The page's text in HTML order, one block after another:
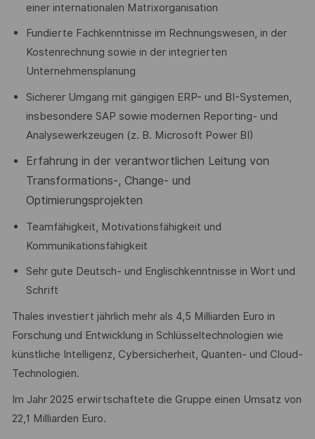
einer internationalen Matrixorganisation
Fundierte Fachkenntnisse im Rechnungswesen, in der
Kostenrechnung sowie in der integrierten
Unternehmensplanung
Sicherer Umgang mit gängigen ERP- und BI-Systemen,
insbesondere SAP sowie modernen Reporting- und
Analysewerkzeugen (z. B. Microsoft Power BI)
Erfahrung in der verantwortlichen Leitung von
Transformations-, Change- und
Optimierungsprojekten
Teamfähigkeit, Motivationsfähigkeit und
Kommunikationsfähigkeit
Sehr gute Deutsch- und Englischkenntnisse in Wort und
Schrift
Thales investiert jährlich mehr als 4,5 Milliarden Euro in
Forschung und Entwicklung in Schlüsseltechnologien wie
künstliche Intelligenz, Cybersicherheit, Quanten- und Cloud-
Technologien.
Im Jahr 2025 erwirtschaftete die Gruppe einen Umsatz von
22,1 Milliarden Euro.